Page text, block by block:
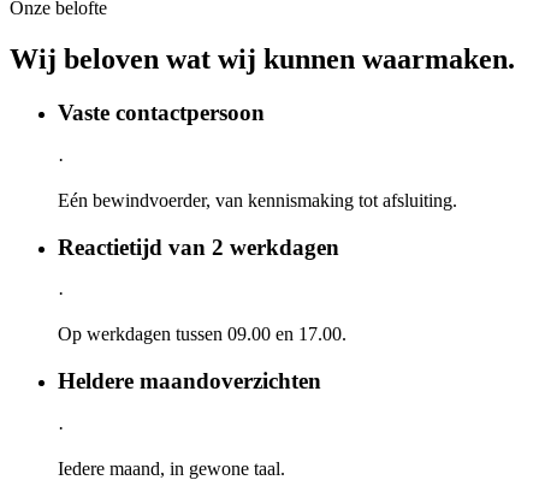
Onze belofte
Wij beloven wat wij kunnen waarmaken.
Vaste contactpersoon
·
Eén bewindvoerder, van kennismaking tot afsluiting.
Reactietijd van 2 werkdagen
·
Op werkdagen tussen 09.00 en 17.00.
Heldere maandoverzichten
·
Iedere maand, in gewone taal.